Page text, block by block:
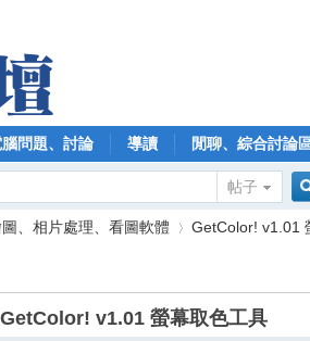
腦問題、討論 導讀 閒聊、綜合討論
帖子
、相片處理、看圖軟體
›
GetColor! v1.01
GetColor! v1.01 螢幕取色工具